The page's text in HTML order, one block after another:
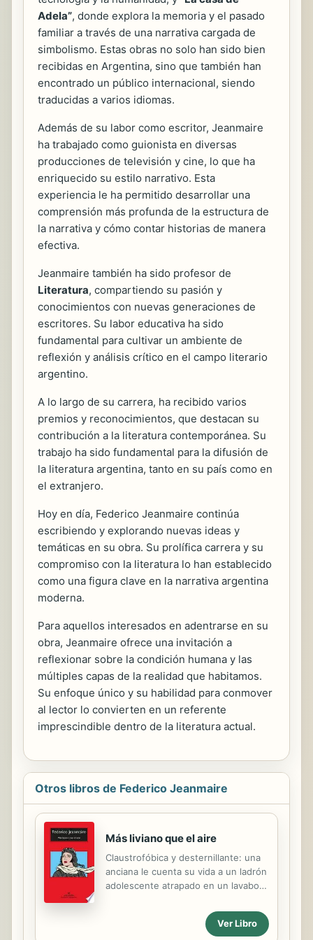
Adela”, donde explora la memoria y el pasado
familiar a través de una narrativa cargada de
simbolismo. Estas obras no solo han sido bien
recibidas en Argentina, sino que también han
encontrado un público internacional, siendo
traducidas a varios idiomas.
Además de su labor como escritor, Jeanmaire
ha trabajado como guionista en diversas
producciones de televisión y cine, lo que ha
enriquecido su estilo narrativo. Esta
experiencia le ha permitido desarrollar una
comprensión más profunda de la estructura de
la narrativa y cómo contar historias de manera
efectiva.
Jeanmaire también ha sido profesor de
Literatura, compartiendo su pasión y
conocimientos con nuevas generaciones de
escritores. Su labor educativa ha sido
fundamental para cultivar un ambiente de
reflexión y análisis crítico en el campo literario
argentino.
A lo largo de su carrera, ha recibido varios
premios y reconocimientos, que destacan su
contribución a la literatura contemporánea. Su
trabajo ha sido fundamental para la difusión de
la literatura argentina, tanto en su país como en
el extranjero.
Hoy en día, Federico Jeanmaire continúa
escribiendo y explorando nuevas ideas y
temáticas en su obra. Su prolífica carrera y su
compromiso con la literatura lo han establecido
como una figura clave en la narrativa argentina
moderna.
Para aquellos interesados en adentrarse en su
obra, Jeanmaire ofrece una invitación a
reflexionar sobre la condición humana y las
múltiples capas de la realidad que habitamos.
Su enfoque único y su habilidad para conmover
al lector lo convierten en un referente
imprescindible dentro de la literatura actual.
Otros libros de Federico Jeanmaire
Más liviano que el aire
​Claustrofóbica y desternillante: una
anciana le cuenta su vida a un ladrón
adolescente atrapado en un lavabo.
mal. Un ladrón adolescente de
catorce años entra a robar en la casa
Ver Libro